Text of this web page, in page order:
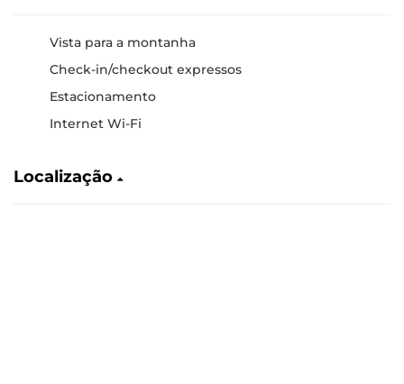
Vista para a montanha
Check-in/checkout expressos
Estacionamento
Internet Wi-Fi
Localização